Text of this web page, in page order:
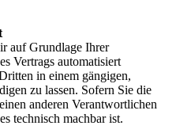
auf Grundlage Ihrer
Vertrags automatisiert
in einem gängigen,
zu lassen. Sofern Sie die
anderen Verantwortlichen
technisch machbar ist.